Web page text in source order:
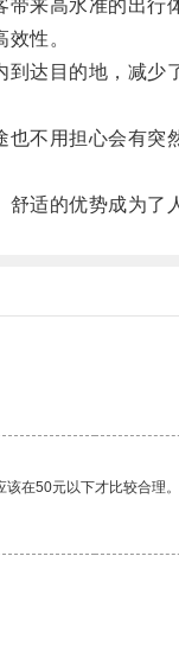
来高水准的出行
性。
目的地，减少
用担心会有突
的优势成为了
在50元以下才比较合理。